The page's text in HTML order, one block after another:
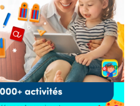
s'amusant !
inspirée de la pédagogie
les enfants de 3 à 7 ans
des maths, de la lecture, de
de la logique et des activités
à son rythme, en